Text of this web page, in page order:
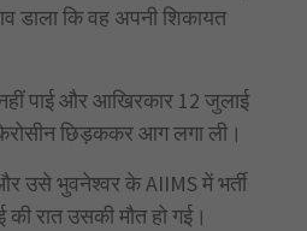
डाला कि वह अपनी शिकायत
पाई और आखिरकार 12 जुलाई
छिड़ककर आग लगा ली।
उसे भुवनेश्वर के AIIMS में भर्ती
रात उसकी मौत हो गई।